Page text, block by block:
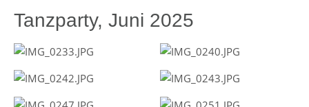
Tanzparty, Juni 2025